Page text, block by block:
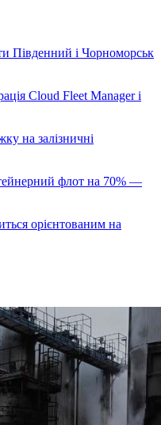
Південний і Чорноморськ
Cloud Fleet Manager і
на залізничні
флот на 70% —
орієнтованим на